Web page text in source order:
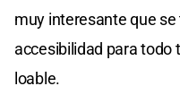
muy interesante que
accesibilidad para todo
loable.